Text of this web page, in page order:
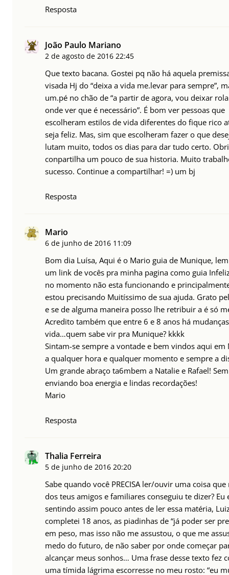
Resposta
João Paulo Mariano
2 de agosto de 2016 22:45
Que texto bacana. Gostei pq não há aquela
visada Hj do “deixa a vida me.levar para sempre”,
um.pé no chão de “a partir de agora, vou deixar
onde ver que é necessário”. É bom ver pessoas que
escolheram estilos de vida diferentes do fique rico
seja feliz. Mas, sim que escolheram fazer o que
lutam muito, todos os dias para dar tudo certo.
conpartilha um pouco de sua historia. Muito
sucesso. Continue a compartilhar! =) um bj
Resposta
Mario
6 de junho de 2016 11:09
Bom dia Luísa, Aqui é o Mario guia de Munique,
um link de vocês pra minha pagina como guia
no momento não esta funcionando e
estou precisando Muitíssimo de sua ajuda. Grato
e se de alguma maneira posso lhe retribuir a é só
Acredito também que entre 6 e 8 anos há
vida…quem sabe vir pra Munique? kkkk
Sintam-se sempre a vontade e bem vindos aqui em
a qualquer hora e qualquer momento e sempre a
Um grande abraço ta6mbem a Natalie e Rafael!
enviando boa energia e lindas recordações!
Mario
Resposta
Thalia Ferreira
5 de junho de 2016 20:20
Sabe quando você PRECISA ler/ouvir uma coisa
dos teus amigos e familiares conseguiu te dizer? Eu
sentindo assim pouco antes de ler essa matéria,
completei 18 anos, as piadinhas de “já poder ser
em peso, mas isso não me assustou, o que me
medo do futuro, de não saber por onde começar
alcançar meus sonhos… Uma frase desse texto fez
uma tímida lágrima escorresse no meu rosto: “eu